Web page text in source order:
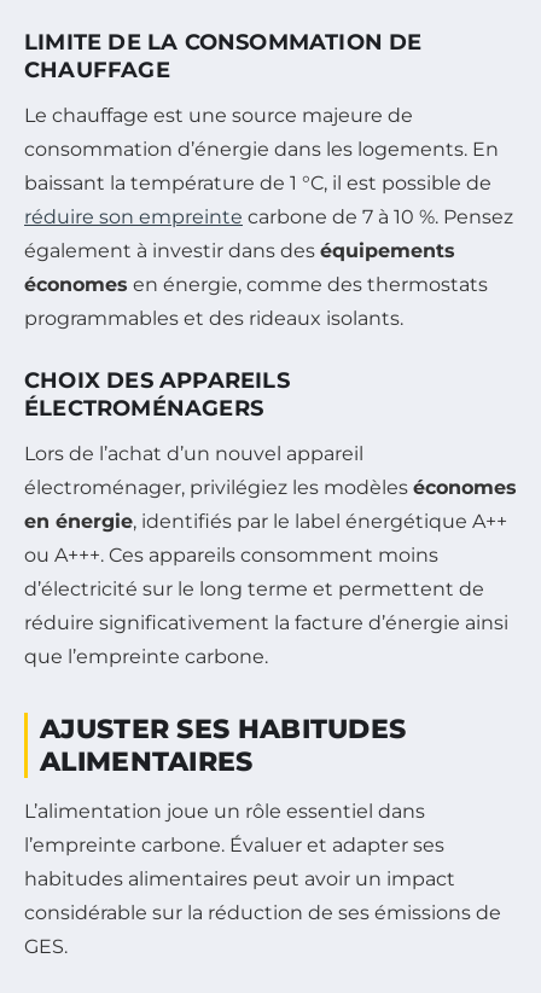
LIMITE DE LA CONSOMMATION DE
CHAUFFAGE
Le chauffage est une source majeure de
consommation d’énergie dans les logements. En
baissant la température de 1 °C, il est possible de
réduire son empreinte carbone de 7 à 10 %. Pensez
également à investir dans des équipements
économes en énergie, comme des thermostats
programmables et des rideaux isolants.
CHOIX DES APPAREILS
ÉLECTROMÉNAGERS
Lors de l’achat d’un nouvel appareil
électroménager, privilégiez les modèles économes
en énergie, identifiés par le label énergétique A++
ou A+++. Ces appareils consomment moins
d’électricité sur le long terme et permettent de
réduire significativement la facture d’énergie ainsi
que l’empreinte carbone.
AJUSTER SES HABITUDES
ALIMENTAIRES
L’alimentation joue un rôle essentiel dans
l’empreinte carbone. Évaluer et adapter ses
habitudes alimentaires peut avoir un impact
considérable sur la réduction de ses émissions de
GES.